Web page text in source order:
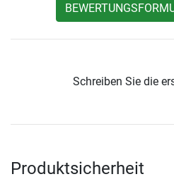
Schreiben Sie die
Produktsicherheit